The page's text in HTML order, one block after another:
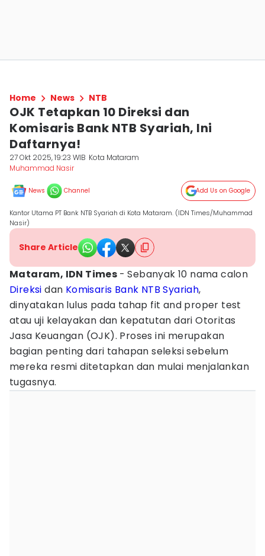
Home News NTB
OJK Tetapkan 10 Direksi dan
Komisaris Bank NTB Syariah, Ini
Daftarnya!
27 Okt 2025, 19:23 WIB Kota Mataram
Muhammad Nasir
News Channel Add Us on Google
Kantor Utama PT Bank NTB Syariah di Kota Mataram. (IDN Times/Muhammad
Nasir)
Share Article
Mataram, IDN Times - Sebanyak 10 nama calon
Direksi dan Komisaris Bank NTB Syariah,
dinyatakan lulus pada tahap fit and proper test
atau uji kelayakan dan kepatutan dari Otoritas
Jasa Keuangan (OJK). Proses ini merupakan
bagian penting dari tahapan seleksi sebelum
mereka resmi ditetapkan dan mulai menjalankan
tugasnya.